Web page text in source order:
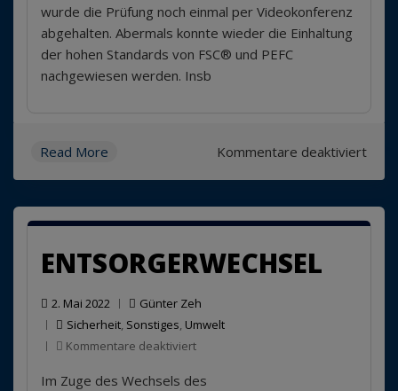
2022
wurde die Prüfung noch einmal per Videokonferenz
abgehalten. Abermals konnte wieder die Einhaltung
der hohen Standards von FSC® und PEFC
nachgewiesen werden. Insb
Read More Kommentare deaktiviertfür
/
ENTSORGERWECHSEL
2. Mai 2022
Günter Zeh
Sicherheit, Sonstiges, Umwelt
Kommentare deaktiviertfür
Im Zuge des Wechsels des